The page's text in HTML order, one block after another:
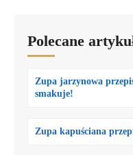
Polecane
Zupa jarzynowa
smakuje!
Zupa kapuściana